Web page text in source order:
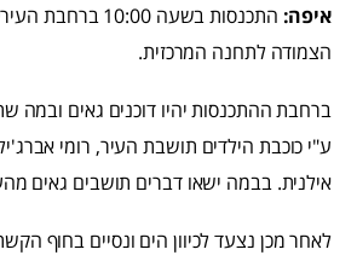
איפה:
התכנסות בשעה 10:00
הצמודה לתחנה המרכזית.
ברחבת ההתכנסות יהיו דוכנים גאים ובמה
ע"י כוכבת הילדים תושבת העיר, רומי
אילנית. בבמה ישאו דברים תושבים גאים
לאחר מכן נצעד לכיוון הים ונסיים בחוף